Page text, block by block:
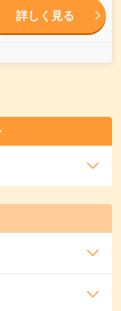
詳しく見る